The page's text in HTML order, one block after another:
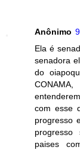
Anônimo
Ela é
senadora
do
com esse
progresso
progresso
paises